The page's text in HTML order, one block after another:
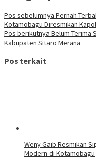
Pos sebelumnya Pernah
Kotamobagu Diresmikan
Pos berikutnya Belum Terima
Kabupaten Sitaro Merana
Pos terkait
Weny Gaib Resmikan
Modern di Kotamobagu